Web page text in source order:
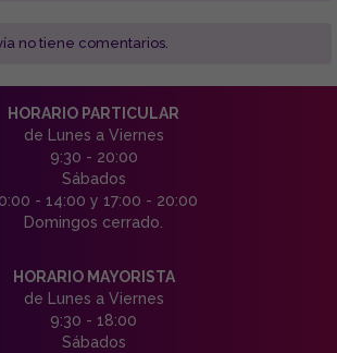
no tiene comentarios.
HORARIO PARTICULAR
de Lunes a Viernes
9:30 - 20:00
Sábados
- 14:00 y 17:00 - 20:00
Domingos cerrado.
HORARIO MAYORISTA
de Lunes a Viernes
9:30 - 18:00
Sábados